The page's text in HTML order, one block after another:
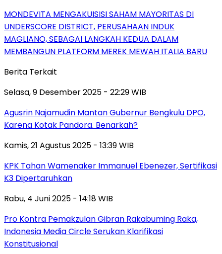
MONDEVITA MENGAKUISISI SAHAM MAYORITAS DI
UNDERSCORE DISTRICT, PERUSAHAAN INDUK
MAGLIANO, SEBAGAI LANGKAH KEDUA DALAM
MEMBANGUN PLATFORM MEREK MEWAH ITALIA BARU
Berita Terkait
Selasa, 9 Desember 2025 - 22:29 WIB
Agusrin Najamudin Mantan Gubernur Bengkulu DPO,
Karena Kotak Pandora. Benarkah?
Kamis, 21 Agustus 2025 - 13:39 WIB
KPK Tahan Wamenaker Immanuel Ebenezer, Sertifikasi
K3 Dipertaruhkan
Rabu, 4 Juni 2025 - 14:18 WIB
Pro Kontra Pemakzulan Gibran Rakabuming Raka,
Indonesia Media Circle Serukan Klarifikasi
Konstitusional